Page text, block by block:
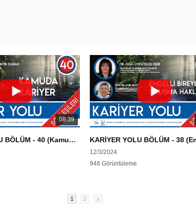
08:39
KARİYER YOLU BÖLÜM - 40 (Kamuda Kariyer)
12/3/2024
948 Görüntüleme
1 2